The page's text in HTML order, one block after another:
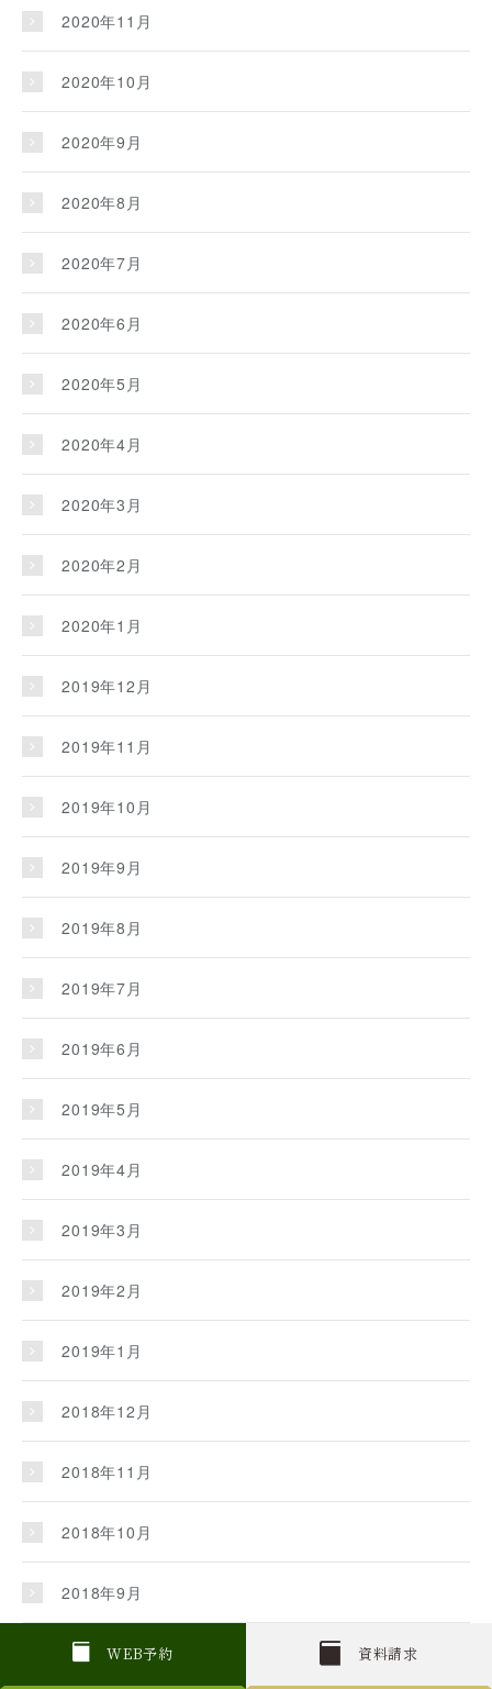
W EB予約 資料請求
2020年11月
2020年10月
2020年9月
2020年8月
2020年7月
2020年6月
2020年5月
2020年4月
2020年3月
2020年2月
2020年1月
2019年12月
2019年11月
2019年10月
2019年9月
2019年8月
2019年7月
2019年6月
2019年5月
2019年4月
2019年3月
2019年2月
2019年1月
2018年12月
2018年11月
2018年10月
2018年9月
2018年8月